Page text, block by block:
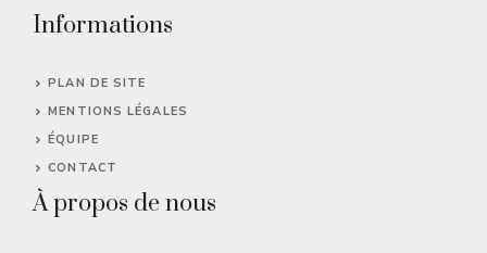
Informations
PLAN DE SITE
MENTIONS LÉGALES
ÉQUIPE
CONTACT
À propos de nous